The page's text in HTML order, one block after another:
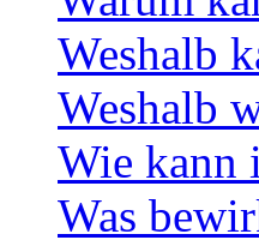
Weshalb
Weshalb
Wie kann
Was